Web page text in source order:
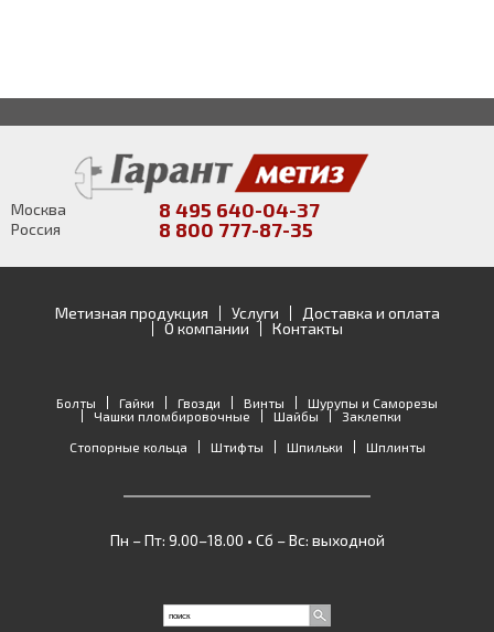
Москва 8 495 640-04-37
Россия 8 800 777-87-35
Метизная продукция Услуги
Доставка и оплата
О компании
Контакты
Болты Гайки Гвозди Винты
Шурупы и Саморезы
Чашки пломбировочные
Шайбы
Заклепки
Стопорные кольца
Штифты Шпильки Шплинты
Пн – Пт: 9.00–18.00 • Сб – Вс: выходной